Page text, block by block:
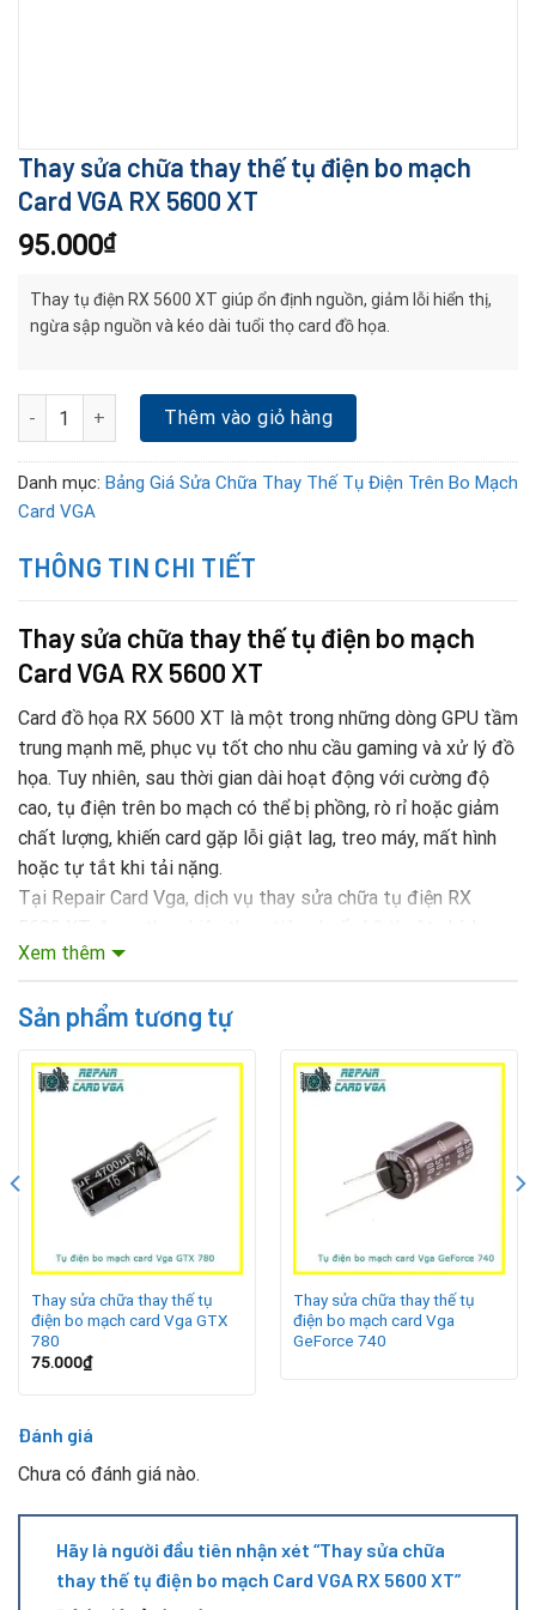
Thay sửa chữa thay thế tụ điện bo mạch
Card VGA RX 5600 XT
95.000₫
Thay tụ điện RX 5600 XT giúp ổn định nguồn, giảm lỗi hiển thị,
ngừa sập nguồn và kéo dài tuổi thọ card đồ họa.
Thay sửa chữa thay thế tụ điện bo mạch Card VGA RX 5600 XT
Thêm vào giỏ hàng
Danh mục: Bảng Giá Sửa Chữa Thay Thế Tụ Điện Trên Bo Mạch
Card VGA
THÔNG TIN CHI TIẾT
Thay sửa chữa thay thế tụ điện bo mạch
Card VGA RX 5600 XT
Card đồ họa RX 5600 XT là một trong những dòng GPU tầm
trung mạnh mẽ, phục vụ tốt cho nhu cầu gaming và xử lý đồ
họa. Tuy nhiên, sau thời gian dài hoạt động với cường độ
cao, tụ điện trên bo mạch có thể bị phồng, rò rỉ hoặc giảm
chất lượng, khiến card gặp lỗi giật lag, treo máy, mất hình
hoặc tự tắt khi tải nặng.
Tại Repair Card Vga, dịch vụ thay sửa chữa tụ điện RX
xác, đảm bảo khôi phục hiệu năng và độ ổn định tối đa cho
Mục lục nội dung
Dấu hiệu cho thấy tụ điện RX 5600 XT bị hư
Khi tụ điện xuống cấp hoặc hỏng, card sẽ xuất hiện nhiều
dấu hiệu bất thường:
Card quạt vẫn chạy nhưng máy không nhận tín hiệu hình
Hình bị nhiễu, sai màu, xuất hiện sọc hoặc artefacts.
Máy tính sập nguồn khi chơi game hoặc chạy phần mềm
Card rất nóng dù hệ thống tản nhiệt vẫn hoạt động.
Tụ điện phồng, rỉ chất lỏng hoặc cháy đen.
mang card đến Repair Card Vga để được chẩn đoán chính
xác và tránh hư hỏng lan rộng.
Xem thêm
Sản phẩm tương tự
Thay sửa chữa thay thế tụ
điện bo mạch card Vga GTX
780
75.000₫
Thay sửa chữa thay thế tụ
điện bo mạch card Vga
GeForce 740
Đánh giá
Chưa có đánh giá nào.
Hãy là người đầu tiên nhận xét “Thay sửa chữa
thay thế tụ điện bo mạch Card VGA RX 5600 XT”